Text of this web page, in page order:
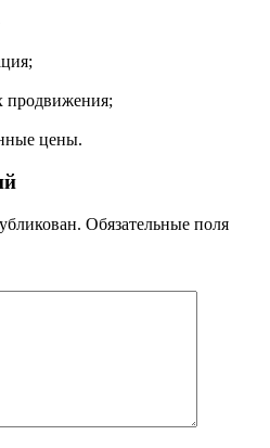
продвижения;
цены.
Обязательные поля